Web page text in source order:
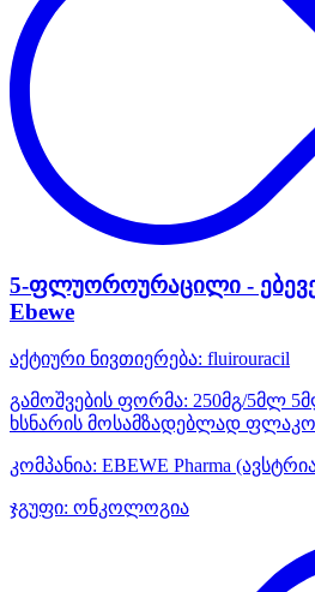
5-ფლუოროურაცილი - ებევე
Ebewe
აქტიური ნივთიერება: fluirouracil
გამოშვების ფორმა: 250მგ/5მლ
ხსნარის მოსამზადებლად
კომპანია: EBEWE Pharma
ჯგუფი: ონკოლოგია